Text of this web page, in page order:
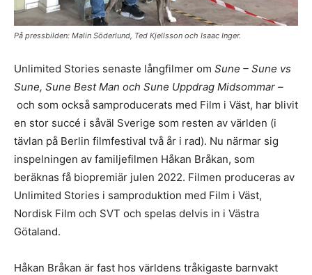
På pressbilden: Malin Söderlund, Ted Kjellsson och Isaac Inger.
Unlimited Stories senaste långfilmer om Sune – Sune vs
Sune, Sune Best Man och Sune Uppdrag Midsommar –
och som också samproducerats med Film i Väst, har blivit
en stor succé i såväl Sverige som resten av världen (i
tävlan på Berlin filmfestival två år i rad). Nu närmar sig
inspelningen av familjefilmen Håkan Bråkan, som
beräknas få biopremiär julen 2022. Filmen produceras av
Unlimited Stories i samproduktion med Film i Väst,
Nordisk Film och SVT och spelas delvis in i Västra
Götaland.
Håkan Bråkan är fast hos världens tråkigaste barnvakt